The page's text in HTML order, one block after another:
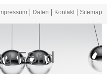
Daten Kontakt Sitemap
FSnd